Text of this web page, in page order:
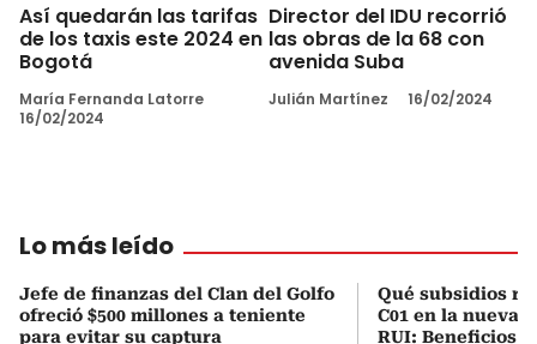
Así quedarán las tarifas
de los taxis este 2024 en
Bogotá
María Fernanda Latorre
16/02/2024
Director del IDU recorrió
las obras de la 68 con
avenida Suba
Julián Martínez 16/02/2024
Lo más leído
Jefe de finanzas del Clan del Golfo
ofreció $500 millones a teniente
para evitar su captura
Qué subsidios
C01 en la nueva
RUI: Beneficios